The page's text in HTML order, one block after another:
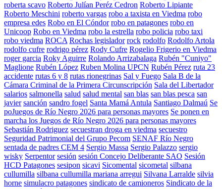
roberta scavo Roberto Julían Peréz Cedron Roberto Lipiante
Roberto Meschini roberto vargas robo a taxista en Viedma robo
empresa edes Robo en El Cóndor robo en patagones robo en
Unicoop Robo en Viedma robo la estrella robo policia robo taxi
robo viedma ROCA Rochas legislador rock rodolfo Rodolfo Artola
rodolfo cufre rodrigo pérez Rody Cufre Rogelio Frigerio en Viedma
roger garcia Roky Aguirre Rolando Arrizabalaga Rubén "Cuniyo"
Maglione Rubén López Ruben Molina UPCN Rubén Pérez ruta 23
accidente rutas 6 y 8 rutas rionegrinas Sal y Fuego Sala B de la
Cámara Criminal de la Primera Circunscripción Sala del Libertador
salarios salmonella salud salud mental san blas san blas pesca san
javier sanción sandro fogel Santa Mamá Antula Santiago Dalmaú Se
poJuegos de Río Negro 2026 para personas mayores Se ponen en
marcha los Juegos de Río Negro 2026 para personas mayores
Sebastián Rodriguez secuestran droga en viedma secuestro
Seguridad Patrimonial del Grupo Pecom SENAF Río Negro
sentada de padres CEM 4 Sergio Massa Sergio Palazzo sergio
wisky Serpentor sesión sesión Concejo Deliberante SAO Sesión
HCD Patagones sesipon sicavi Sicomental sicometal silbana
cullumilla silbana cullumilla mariana arregui Silvana Larralde silvia
horne simulacro patagones sindicato de camioneros Sindicato de la